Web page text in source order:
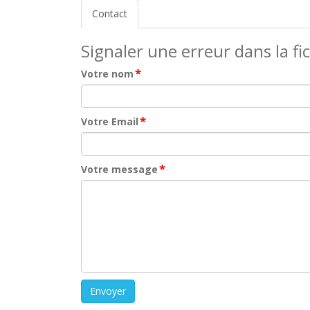
Contact
Signaler une erreur dans la
Votre nom*
Votre Email*
Votre message*